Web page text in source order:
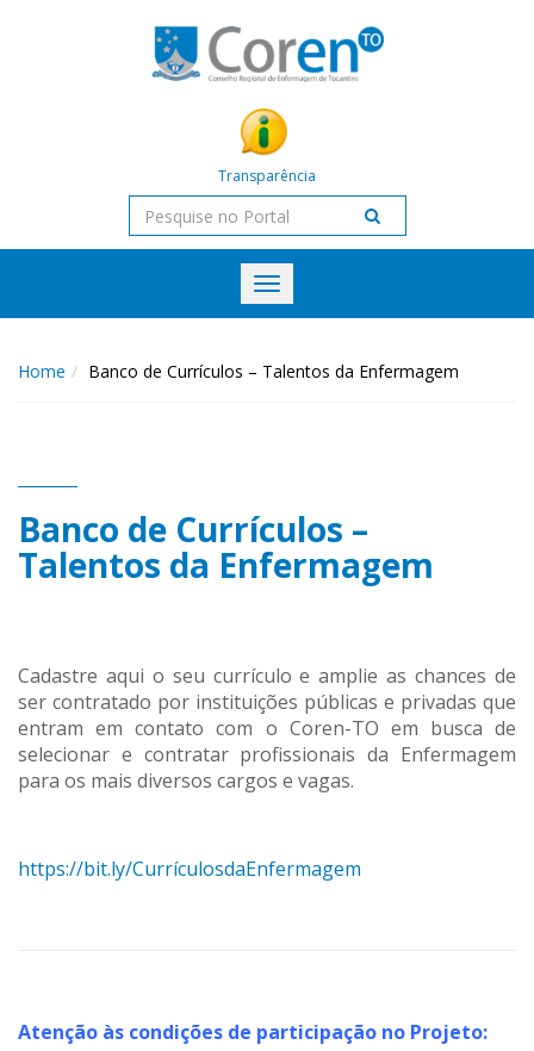
Transparência
Toggle
navigation
Home Banco de Currículos – Talentos da Enfermagem
Banco de Currículos –
Talentos da Enfermagem
Cadastre aqui o seu currículo e amplie as chances de
ser contratado por instituições públicas e privadas que
entram em contato com o Coren-TO em busca de
selecionar e contratar profissionais da Enfermagem
para os mais diversos cargos e vagas.
https://bit.ly/CurrículosdaEnfermagem
Atenção às condições de participação no Projeto: